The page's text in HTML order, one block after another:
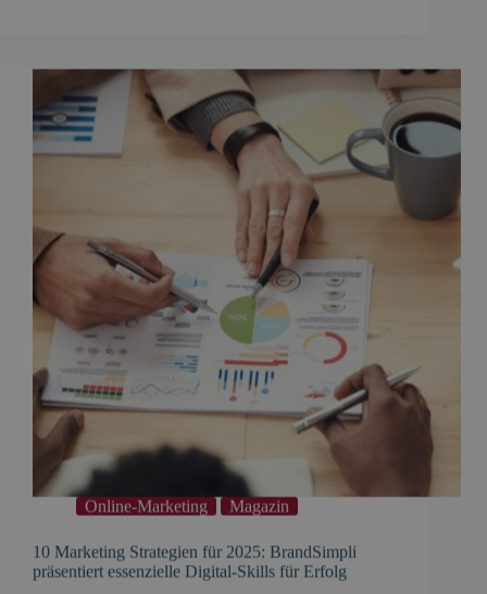
Online-Marketing Magazin
10 Marketing Strategien für 2025: BrandSimpli
präsentiert essenzielle Digital-Skills für Erfolg